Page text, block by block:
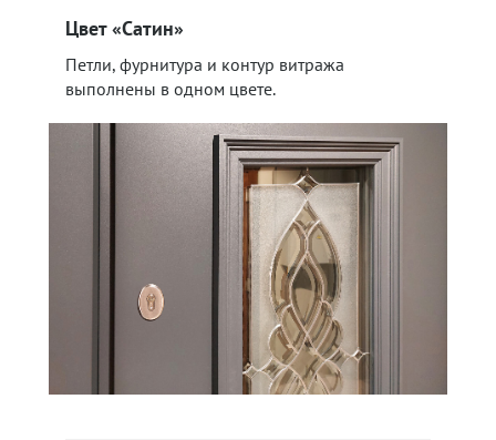
Цвет «Сатин»
Петли, фурнитура и контур витража
выполнены в одном цвете.